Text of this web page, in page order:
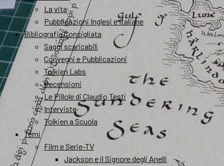
La vita
Pubblicazioni Inglesi e Italiane
Bibliografia Consigliata
Saggi scaricabili
Convegni e Pubblicazioni
Tolkien Labs
Recensioni
Le Pillole di Claudio Testi
Interviste
Tolkien a Scuola
Temi
Film e Serie-TV
Jackson e il Signore degli Anelli